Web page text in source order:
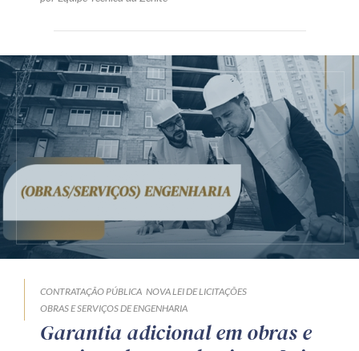
CONTRATAÇÃO PÚBLICA NOVA LEI DE LICITAÇÕES
OBRAS E SERVIÇOS DE ENGENHARIA
Garantia adicional em obras e